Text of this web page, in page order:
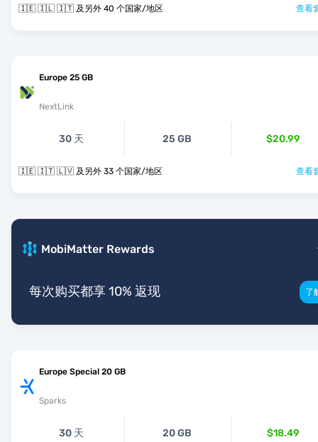
🇮🇪 🇮🇱 🇮🇹 及另外 40 个国家/地区 查看
Europe 25 GB
NextLink
30 天 25 GB $20.99
🇮🇪 🇮🇹 🇱🇻 及另外 33 个国家/地区 查看
MobiMatter Rewards
每次购买都享 10% 返现 了
Europe Special 20 GB
Sparks
30 天 20 GB $18.49